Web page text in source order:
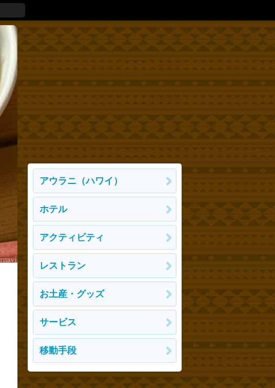
アウラニ（ハワイ）
ホテル
アクティビティ
レストラン
お土産・グッズ
サービス
移動手段